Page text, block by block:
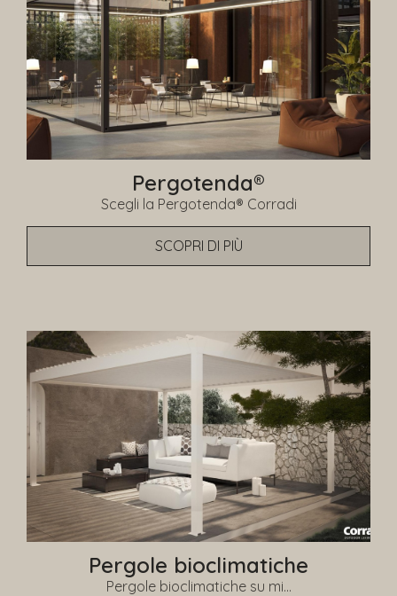
Pergotenda®
Scegli la Pergotenda® Corradi
SCOPRI DI PIÙ
Pergole bioclimatiche
Pergole bioclimatiche su mi...